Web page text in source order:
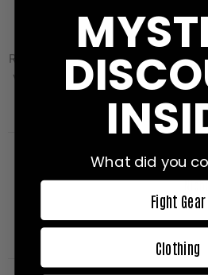
Burim Rama (SE)besegrar
Yousef Asouik besegrar
RD2
Adel Ekvall Halila (SE)
via poäng
Malik Sellam (SE)
TKO RD2
What did you
Fight Gear
Clothing